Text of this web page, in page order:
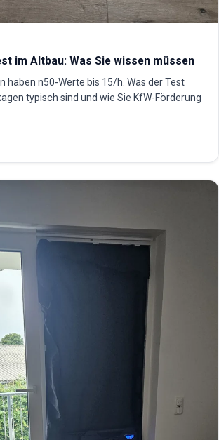
im Altbau: Was Sie wissen müssen
haben n50-Werte bis 15/h. Was der Test
typisch sind und wie Sie KfW-Förderung